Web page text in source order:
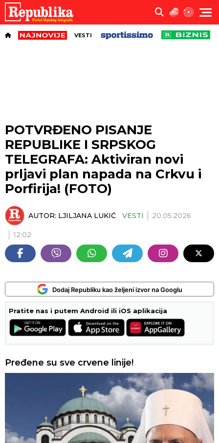
VESTI
POTVRĐENO PISANJE
REPUBLIKE I SRPSKOG
TELEGRAFA: Aktiviran novi
prljavi plan napada na Crkvu i
Porfirija! (FOTO)
AUTOR: LJILJANA LUKIĆ VESTI 20.05.2026
12:02
Dodaj Republiku kao željeni izvor na Googlu
Pratite nas i putem Android ili iOS aplikacija
Pređene su sve crvene linije!